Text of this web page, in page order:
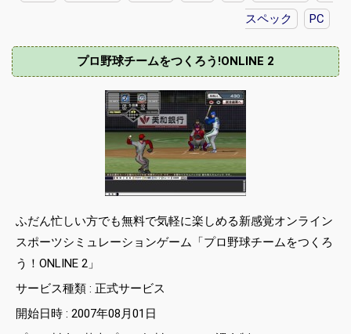
スペック
PC
プロ野球チームをつくろう!ONLINE 2
ふだん忙しい方でも無料で気軽に楽しめる新感覚オンライン
スポーツシミュレーションゲーム「プロ野球チームをつくろ
う！ONLINE 2」
サービス種類 : 正式サービス
開始日時 : 2007年08月01日